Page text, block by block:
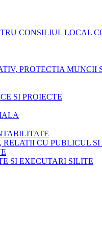
CONSILIUL LOCAL
PROTECTIA MUNCII
SI PROIECTE
CU PUBLICUL SI
SI EXECUTARI SILITE